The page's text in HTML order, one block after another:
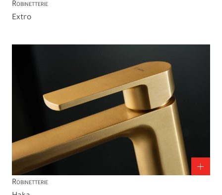
Robinetterie
Extro
Robinetterie